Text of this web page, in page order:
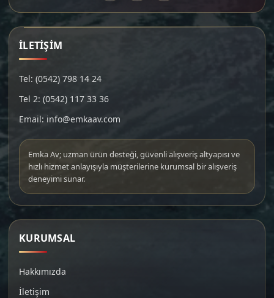
İLETİŞİM
Tel: (0542) 798 14 24
Tel 2: (0542) 117 33 36
Email: info@emkaav.com
Emka Av; uzman ürün desteği, güvenli alışveriş altyapısı ve
hızlı hizmet anlayışıyla müşterilerine kurumsal bir alışveriş
deneyimi sunar.
KURUMSAL
Hakkımızda
İletişim